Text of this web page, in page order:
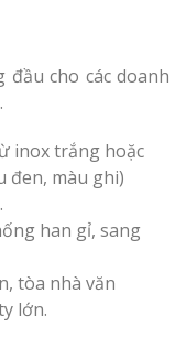
cho các doanh
inox trắng hoặc
đen, màu ghi)
han gỉ, sang
tòa nhà văn
lớn.